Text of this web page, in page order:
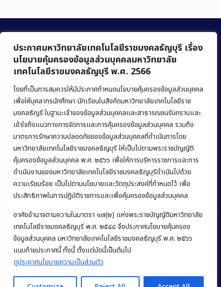
ประกาศมหาวิทยาลัยเทคโนโลยีราชมงคลธัญบุรี เรื่อง
นโยบายคุ้มครองข้อมูลส่วนบุคคลมหาวิทยาลัย
เทคโนโลยีราชมงคลธัญบุรี พ.ศ. 2566
โดยที่เป็นการสมควรให้มีประกาศกำหนดนโยบายคุ้มครองข้อมูลส่วนบุคคล
เพื่อให้บุคลากรนักศึกษา นักเรียนในสังกัดมหาวิทยาลัยเทคโนโลยีราช
มงคลธัญรี ในฐานะเจ้าของข้อมูลส่วนบุคคลและสาธารณชนรับทราบและ
เข้าใจถึงแนวทางการจัดการและการคุ้มครองข้อมูลส่วนบุคคล รวมถึง
มาตรการรักษาความปลอดภัยของข้อมูลส่วนบุคคลที่ดำเนินการโดย
มหาวิทยาลัยเทคโนโลยีราชมงคลธัญบุรี ให้เป็นไปตามพระราชบัญญัติ
คุ้มครองข้อมูลส่วนบุคคล พ.ศ. ๒๕๖๖ เพื่อให้การบริหารราชการและการ
ดำเนินงานของมหาวิทยาลัยเทคโนโลยีราชมงคลธัญบุรีดำเนินไปด้วย
ความเรียบร้อย เป็นไปตามนโยบายและวัตถุประสงค์ที่กำหนดไว้ เพื่อ
ประสิทธิภาพในการปฏิบัติราชการและเพื่อคุ้มครองข้อมูลส่วนบุคคล
อาศัยอำนาจตามความในมาตรา ๑๗(๒) แห่งพระราชบัญญัติมหาวิทยาลัย
เทคโนโลยีราชมงคลธัญบุรี พ.ศ. ๒๕๔๘ จึงประกาศนโยบายคุ้มครอง
ข้อมูลส่วนบุคคล มหาวิทยาลัยเทคโนโลยีราชมงคลธัญบุรี พ.ศ. ๒๕๖๖
แนบท้ายประกาศนี้ ทั้งนี้ ตั้งแต่บัดนี้เป็นต้นไป
ดูประกาศนโยบายความเป็นส่วนตัว
คณะบริหารธุรกิจ
มหาวิทยาลัยเทคโนโลยีราชมงคลธัญบุรี
39 หมู่ 1 ถนนรังสิต-นครนายก ตำบลคลองหก
อำเภอคลองหลวง จังหวัดปทุมธานี 12120
Phone:+66 (0) 2549 3243,+66 (0) 2549 3241
E-mail:bus@rmutt.ac.th
Copyright © 2022 คณะบริหารธุรกิจ มหาวิทยาลัยเทคโนโลยีราชมงคล
ธัญบุรี